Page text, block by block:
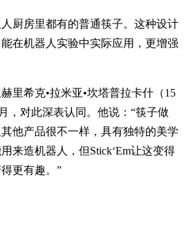
厨房里都有的普通筷子。这种设计
在机器人实验中实际应用，更增强
里希克•拉米亚•坎塔普拉卡什（15
，对此深表认同。他说：“筷子做
他产品很不一样，具有独特的美学
来造机器人，但Stick‘Em让这变得
更有趣。”